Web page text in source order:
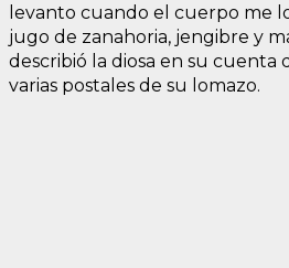
levanto cuando el cuerpo me
jugo de zanahoria, jengibre y
describió la diosa en su cuenta
varias postales de su lomazo.